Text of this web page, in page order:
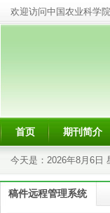
欢迎访问中国农业科学
首页 期刊简介
今天是： 2026年8月6日
稿件远程管理系统